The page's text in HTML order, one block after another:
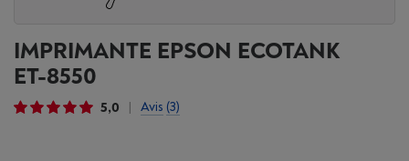
IMPRIMANTE EPSON ECOTANK
ET-8550
5,0 Avis (3)